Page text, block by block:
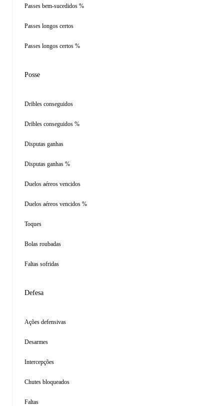
Passes bem-sucedidos %
Passes longos certos
Passes longos certos %
Posse
Dribles conseguidos
Dribles conseguidos %
Disputas ganhas
Disputas ganhas %
Duelos aéreos vencidos
Duelos aéreos vencidos %
Toques
Bolas roubadas
Faltas sofridas
Defesa
Ações defensivas
Desarmes
Intercepções
Chutes bloqueados
Faltas